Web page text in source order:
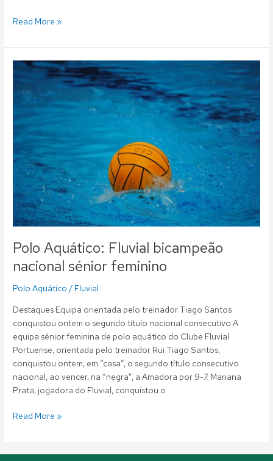
Read More »
Polo Aquático: Fluvial bicampeão
nacional sénior feminino
Polo Aquático / Fluvial
Destaques Equipa orientada pelo treinador Tiago Santos
conquistou ontem o segundo título nacional consecutivo A
equipa sénior feminina de polo aquático do Clube Fluvial
Portuense, orientada pelo treinador Rui Tiago Santos,
conquistou ontem, em “casa”, o segundo título consecutivo
nacional, ao vencer, na “negra”, a Amadora por 9-7. Mariana
Prata, jogadora do Fluvial, conquistou o
Polo
Aquático:
Fluvial
bicampeão
nacional
sénior
feminino
Read More »